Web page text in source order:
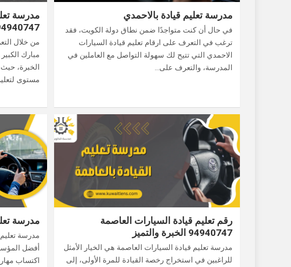
مدرسة تعليم قيادة بالاحمدي
في حال أن كنت متواجدًا ضمن نطاق دولة الكويت، فقد
ترغب في التعرف على ارقام تعليم قيادة السيارات
الاحمدي التي تتيح لك سهولة التواصل مع العاملين في
المدرسة، والتعرف على…
مدرسة
من خلال
مبارك
الخبرة،
مستوى
رقم تعليم قيادة السيارات العاصمة
94940747 الخبرة والتميز
مدرسة تعليم قيادة السيارات العاصمة هي الخيار الأمثل
للراغبين في استخراج رخصة القيادة للمرة الأولى، إلى
مدرسة تعليم
مدرسة
أفضل
اكتساب